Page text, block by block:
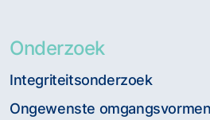
Onderzoek
Integriteitsonderzoek
Ongewenste omgangsvormen